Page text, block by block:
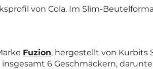
von Cola. Im Slim-
Fuzion, hergestellt von Kurbits
6 Geschmäckern,